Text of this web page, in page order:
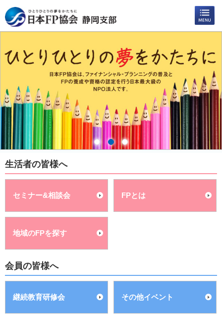
生活者の皆様へ
セミナー&相談会 FPとは
地域のFPを探す
会員の皆様へ
継続教育研修会 その他イベント